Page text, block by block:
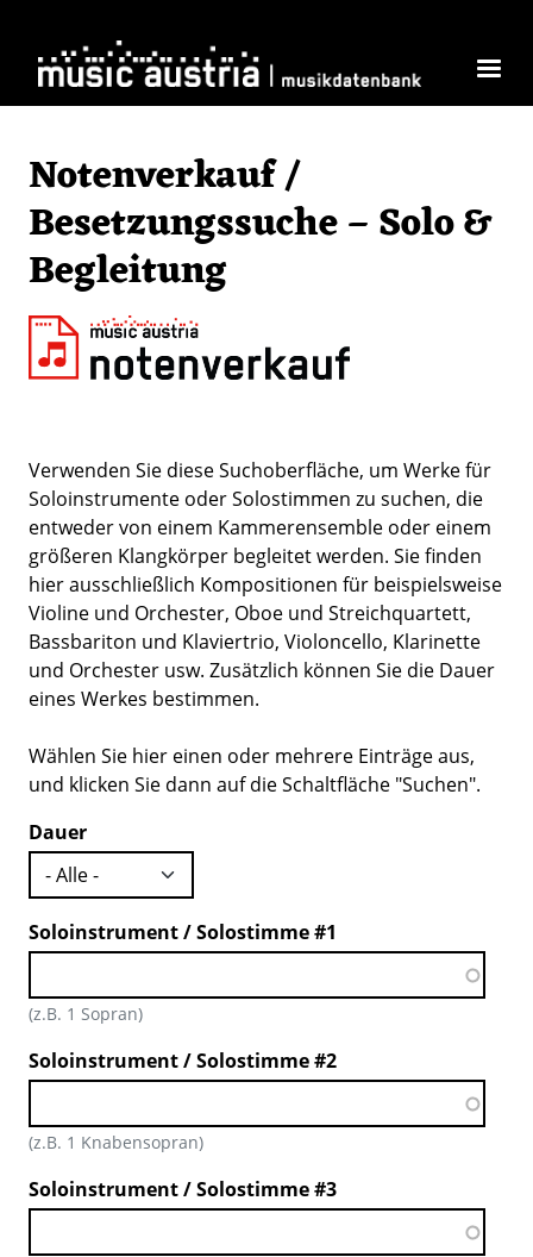
Notenverkauf /
Besetzungssuche – Solo &
Begleitung
Verwenden Sie diese Suchoberfläche, um Werke für
Soloinstrumente oder Solostimmen zu suchen, die
entweder von einem Kammerensemble oder einem
größeren Klangkörper begleitet werden. Sie finden
hier ausschließlich Kompositionen für beispielsweise
Violine und Orchester, Oboe und Streichquartett,
Bassbariton und Klaviertrio, Violoncello, Klarinette
und Orchester usw. Zusätzlich können Sie die Dauer
eines Werkes bestimmen.
Wählen Sie hier einen oder mehrere Einträge aus,
und klicken Sie dann auf die Schaltfläche "Suchen".
Dauer
Soloinstrument / Solostimme #1
(z.B. 1 Sopran)
Soloinstrument / Solostimme #2
(z.B. 1 Knabensopran)
Soloinstrument / Solostimme #3